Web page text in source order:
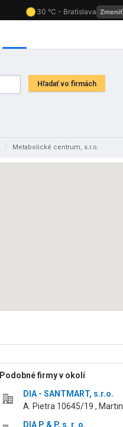
/ Metabolické centrum, s.r.o.
Podobné firmy v okolí
DIA - SANTMART, s.r.o.
A. Pietra 10645/19 , Martin
DIA P & P, s. r. o.